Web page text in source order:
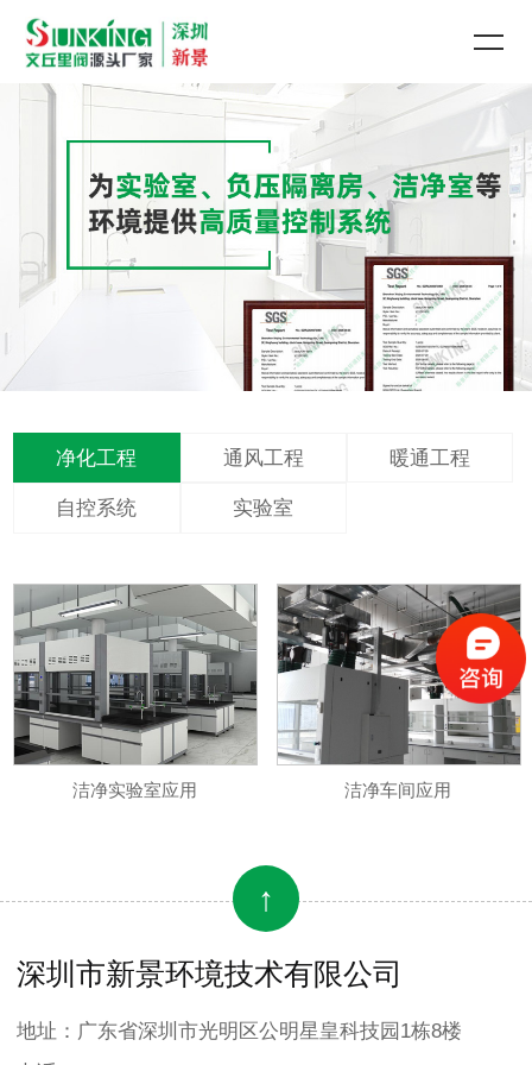
净化工程 通风工程 暖通工程
自控系统 实验室
洁净实验室应用 洁净车间应用
↑
深圳市新景环境技术有限公司
地址：广东省深圳市光明区公明星皇科技园1栋8楼